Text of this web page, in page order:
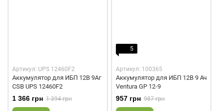
Артикул: UPS 12460F2
Аккумулятор для ИБП 12В 9Аг
CSB UPS 12460F2
1 366 грн 1 394 грн
5
Артикул: 100365
Аккумулятор для ИБП 12В 9 Ач
Ventura GP 12-9
957 грн 987 грн